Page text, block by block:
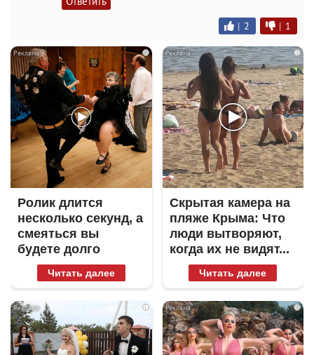
| 2 | 1
i
Ролик длится
несколько секунд, а
смеяться вы
будете долго
Читать далее
i
Скрытая камера на
пляже Крыма: Что
люди вытворяют,
когда их не видят...
Читать далее
i i